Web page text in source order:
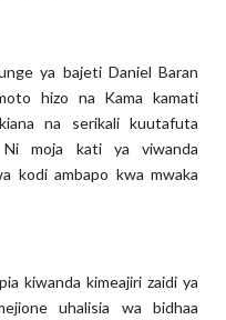
ya bajeti Daniel Baran
hizo na Kama kamati
na serikali kuutafuta
moja kati ya viwanda
kodi ambapo kwa mwaka
kiwanda kimeajiri zaidi ya
uhalisia wa bidhaa